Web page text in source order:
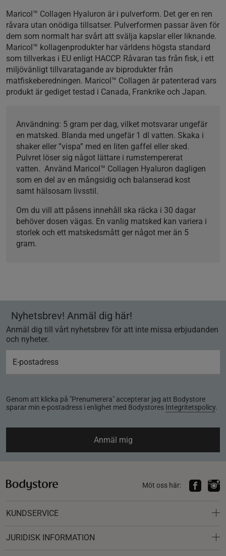
Maricol™ Collagen Hyaluron är i pulverform. Det ger en ren
råvara utan onödiga tillsatser. Pulverformen passar även för
dem som normalt har svårt att svälja kapslar eller liknande.
Maricol™ kollagenprodukter har världens högsta standard
som tillverkas i EU enligt HACCP. Råvaran tas från fisk, i ett
miljövänligt tillvaratagande av biprodukter från
matfiskeberedningen. Maricol™ Collagen är patenterad vars
produkt är gediget testad i Canada, Frankrike och Japan.
Användning: 5 gram per dag, vilket motsvarar ungefär
en matsked. Blanda med ungefär 1 dl vatten. Skaka i
shaker eller ”vispa” med en liten gaffel eller sked.
Pulvret löser sig något lättare i rumstempererat
vatten. Använd Maricol™ Collagen Hyaluron dagligen
som en del av en mångsidig och balanserad kost
samt hälsosam livsstil.
Om du vill att påsens innehåll ska räcka i 30 dagar
behöver dosen vägas. En vanlig matsked kan variera i
storlek och ett matskedsmått ger något mer än 5
gram.
Nyhetsbrev! Anmäl dig här!
Anmäl dig till vårt nyhetsbrev för att inte missa erbjudanden
och nyheter.
Genom att klicka på "Prenumerera" accepterar jag att Bodystore
sparar min e-postadress i enlighet med Bodystores Integritetspolicy.
Anmäl mig
Möt oss här:
KUNDSERVICE
JURIDISK INFORMATION